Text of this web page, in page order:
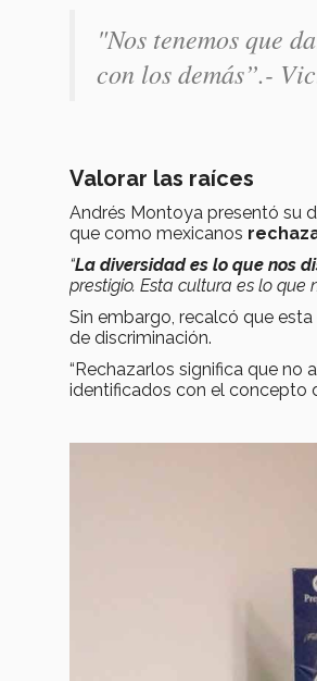
"Nos tenemos que
con los demás”.-
Valorar las raíces
Andrés Montoya presentó su
que como mexicanos
“La diversidad es lo que nos
prestigio. Esta cultura es lo
Sin embargo, recalcó que
de discriminación.
“Rechazarlos significa que
identificados con el concepto